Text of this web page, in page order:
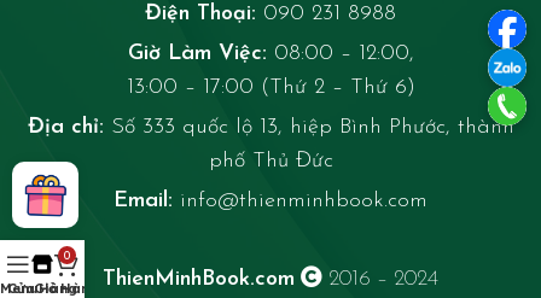
Điện Thoại: 090 231 8988
Giờ Làm Việc: 08:00 – 12:00,
13:00 – 17:00 (Thứ 2 – Thứ 6)
Địa chỉ: Số 333 quốc lộ 13, hiệp Bình Phước, thành
phố Thủ Đức
Email: info@thienminhbook.com
ThienMinhBook.com 2016 – 2024
Menu
Cửa Hàng
0
Giỏ Hàng